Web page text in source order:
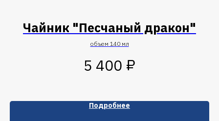
Чайник "Песчаный дракон"
объем 140 мл
5 400 ₽
Подробнее